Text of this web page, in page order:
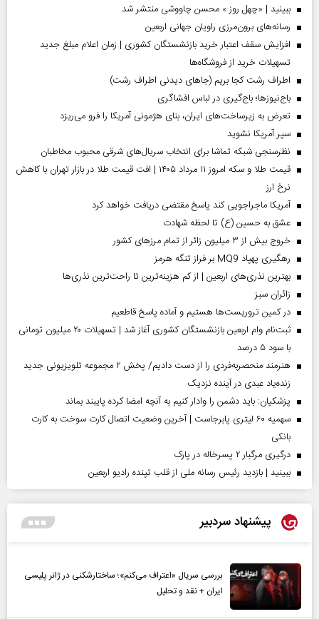
ببینید | «چهل روز » محسن چاووشی منتشر شد
رسانه‌های برون‌مرزی راویان جهانی اربعین
افزایش سقف اعتبار خرید بازنشستگان کشوری | زمان اعلام مبلغ جدید
تسهیلات خرید از فروشگاه‌ها
اطراف رشت کجا بریم (جاهای دیدنی اطراف رشت)
باج‌نیوزها؛ باج‌گیری در لباس افشاگری
تعرض به زیرساخت‌های ایران، بنای هژمونی آمریکا را فرو می‌ریزد
سپر آمریکا نشوید
نظرسنجی شبکه تماشا برای انتخاب سریال‌های شرقی محبوب مخاطبان
قیمت طلا و سکه امروز ۱۱ مرداد ۱۴۰۵ | افت قیمت طلا در بازار تهران با کاهش
نرخ ارز
آمریکا ماجراجویی کند پاسخ مقتضی دریافت خواهد کرد
عشق به حسین (ع) تا لحظه شهادت
خروج بیش از ۳ میلیون زائر از تمام مرز‌های کشور
رهگیری پهپاد MQ9 بر فراز تنگه هرمز
بهترین نذری‌های اربعین | از کم هزینه‌ترین تا راحت‌ترین نذری‌ها
‌زائران سبز
در کمین تروریست‌ها هستیم و آماده پاسخ قاطعیم
ثبت‌نام وام اربعین بازنشستگان کشوری آغاز شد | تسهیلات ۲۰ میلیون تومانی
با سود ۵ درصد
هنرمند منحصر‌به‌فردی را از دست دادیم/ پخش ۲ مجموعه تلویزیونی جدید
زنده‌یاد عبدی در آینده نزدیک
پزشکیان: باید دشمن را وادار کنیم به آنچه امضا کرده پایبند بماند
سهمیه ۶۰ لیتری پابرجاست | آخرین وضعیت اتصال کارت سوخت به کارت
بانکی
درگیری مرگبار ۲ پسرخاله در پارک
ببینید | بازدید رئیس رسانه ملی از قلب تپنده رادیو اربعین
پیشنهاد سردبیر
بررسی سریال «اعتراف می‌کنم»؛ ساختارشکنی در ژانر پلیسی
ایران + نقد و تحلیل